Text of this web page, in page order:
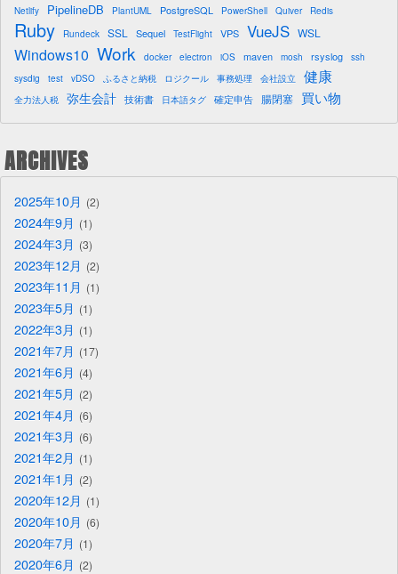
Netlify PipelineDB PlantUML PostgreSQL PowerShell Quiver Redis
Ruby Rundeck SSL Sequel TestFlight VPS VueJS WSL
Windows10 Work docker electron iOS maven mosh rsyslog
ssh
sysdig
test vDSO ふるさと納税 ロジクール 事務処理 会社設立 健康
全力法人税 弥生会計 技術書 日本語タグ 確定申告 腸閉塞 買い物
ARCHIVES
2025年10月 2
2024年9月 1
2024年3月 3
2023年12月 2
2023年11月 1
2023年5月 1
2022年3月 1
2021年7月 17
2021年6月 4
2021年5月 2
2021年4月 6
2021年3月 6
2021年2月 1
2021年1月 2
2020年12月 1
2020年10月 6
2020年7月 1
2020年6月 2